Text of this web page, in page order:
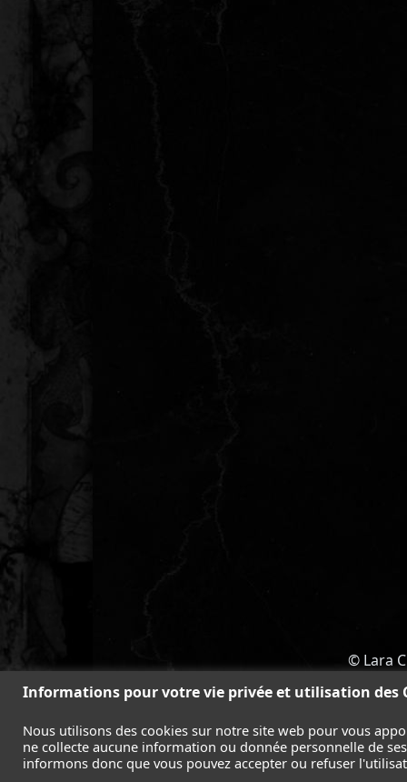
Informations pour votre vie privée et utilisation des
Nous utilisons des cookies sur notre site web pour vous
ne collecte aucune information ou donnée personnelle de
informons donc que vous pouvez accepter ou refuser
© Lara
ACCUEIL
TOMB RAIDER -